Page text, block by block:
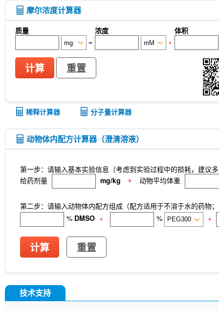
摩尔浓度计算器
质量 浓度
体积
=
×
计算 重置
稀释计算器 分子量计算器
动物体内配方计算器（澄清溶液）
第一步：请输入基本实验信息（考虑到实验过程中的损耗，建议
给药剂量
mg/kg 动物平均体重
第二步：请输入动物体内配方组成（配方适用于不溶于水的药物
% DMSO + % +
计算 重置
技术支持